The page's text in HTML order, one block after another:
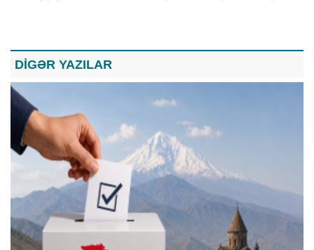
DİGƏR YAZILAR